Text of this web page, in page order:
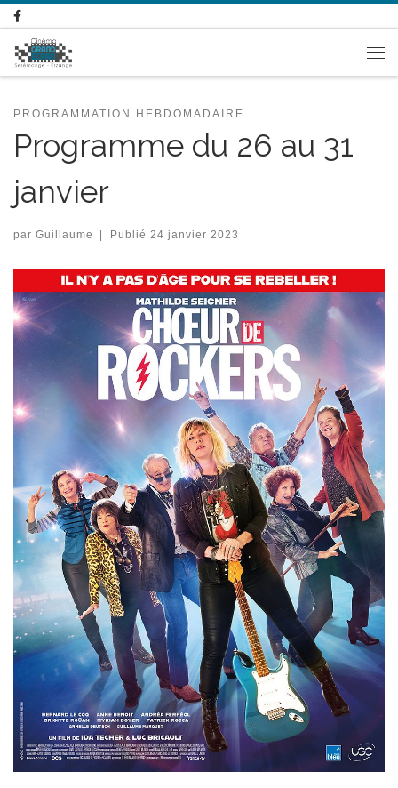
PROGRAMMATION HEBDOMADAIRE
Programme du 26 au 31
janvier
par Guillaume | Publié 24 janvier 2023